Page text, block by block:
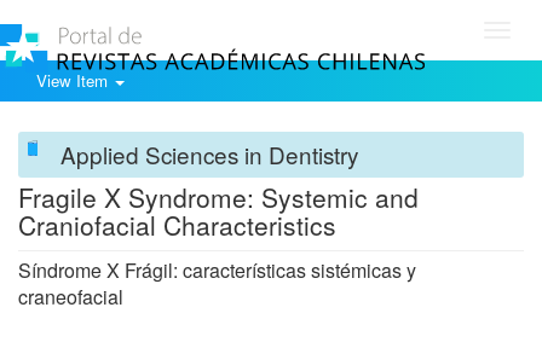
View Item
Applied Sciences in Dentistry
Fragile X Syndrome: Systemic and
Craniofacial Characteristics
Síndrome X Frágil: características sistémicas y
craneofacial